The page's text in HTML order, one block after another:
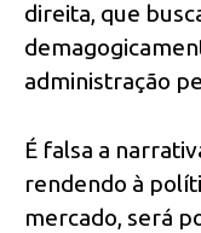
direita, que
administração
É falsa a
rendendo à
mercado, será